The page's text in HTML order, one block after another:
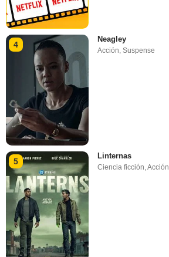
4
Neagley
Acción,Suspense
5
Linternas
Ciencia ficción ,Acción